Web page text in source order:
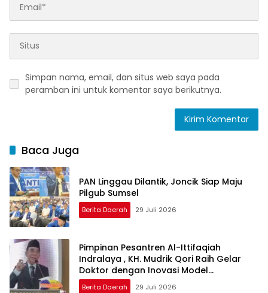
Simpan nama, email, dan situs web saya pada
peramban ini untuk komentar saya berikutnya.
Baca Juga
PAN Linggau Dilantik, Joncik Siap Maju
Pilgub Sumsel
Berita Daerah 29 Juli 2026
Pimpinan Pesantren Al-Ittifaqiah
Indralaya , KH. Mudrik Qori Raih Gelar
Doktor dengan Inovasi Model
Pembelajaran Nagham Al-Qur’an di UMM
Berita Daerah 29 Juli 2026